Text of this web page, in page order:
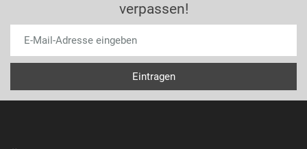
verpassen!